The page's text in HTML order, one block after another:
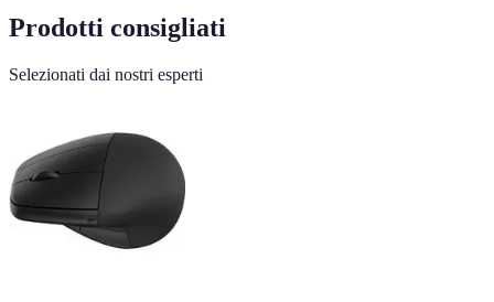
Prodotti consigliati
Selezionati dai nostri esperti